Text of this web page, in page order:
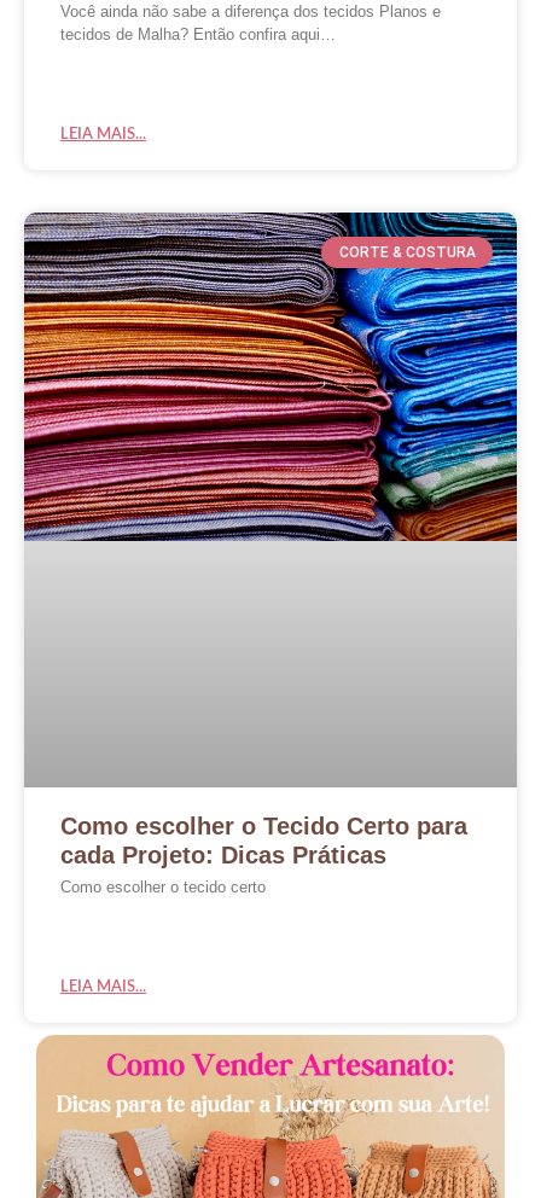
Você ainda não sabe a diferença dos tecidos Planos e
tecidos de Malha? Então confira aqui…
LEIA MAIS...
CORTE & COSTURA
Como escolher o Tecido Certo para
cada Projeto: Dicas Práticas
Como escolher o tecido certo
LEIA MAIS...